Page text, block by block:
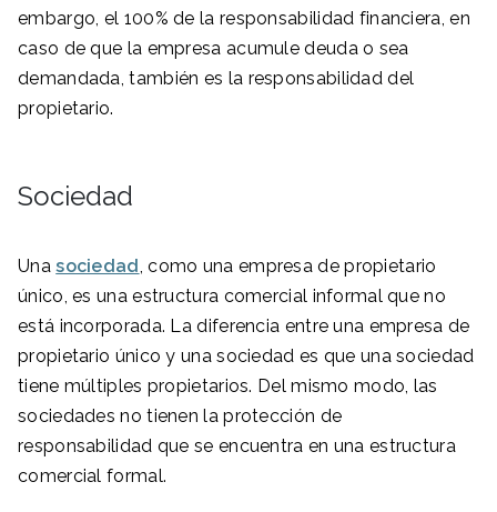
embargo, el 100% de la responsabilidad financiera, en
caso de que la empresa acumule deuda o sea
demandada, también es la responsabilidad del
propietario.
Sociedad
Unasociedad , como una empresa de propietario
único, es una estructura comercial informal que no
está incorporada. La diferencia entre una empresa de
propietario único y una sociedad es que una sociedad
tiene múltiples propietarios. Del mismo modo, las
sociedades no tienen la protección de
responsabilidad que se encuentra en una estructura
comercial formal.